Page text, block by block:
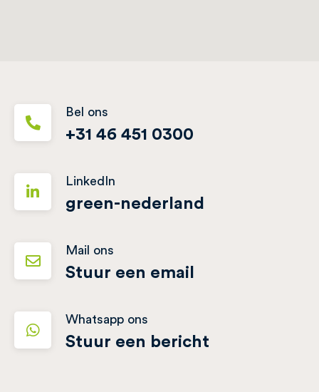
Bel ons
+31 46 451 0300
LinkedIn
green-nederland
Mail ons
Stuur een email
Whatsapp ons
Stuur een bericht